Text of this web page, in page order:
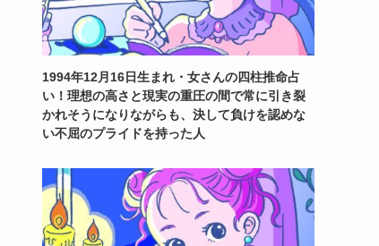
1994年12月16日生まれ・女さんの四柱推命占
い！理想の高さと現実の重圧の間で常に引き裂
かれそうになりながらも、決して負けを認めな
い不屈のプライドを持った人